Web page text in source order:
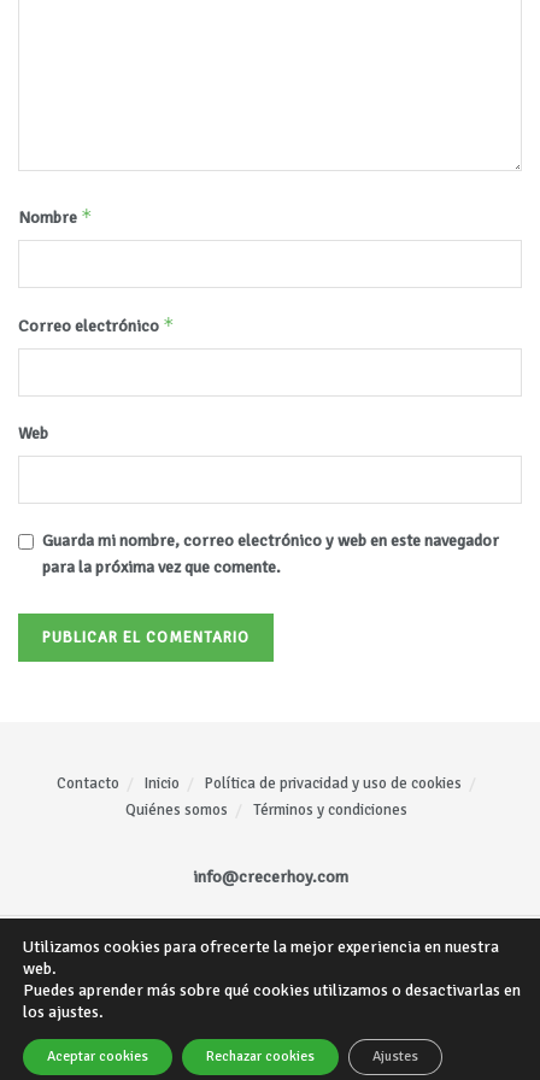
Nombre *
Correo electrónico *
Web
Guarda mi nombre, correo electrónico y web en este navegador
para la próxima vez que comente.
Contacto Inicio
Política de privacidad y uso de cookies
Quiénes somos
Términos y condiciones
info@crecerhoy.com
Todos los derechos reservados © - Sitio web creado por
Gómez.
Utilizamos cookies para ofrecerte la mejor experiencia en nuestra
web.
Puedes aprender más sobre qué cookies utilizamos o desactivarlas en
los ajustes.
Aceptar cookies Rechazar cookies Ajustes